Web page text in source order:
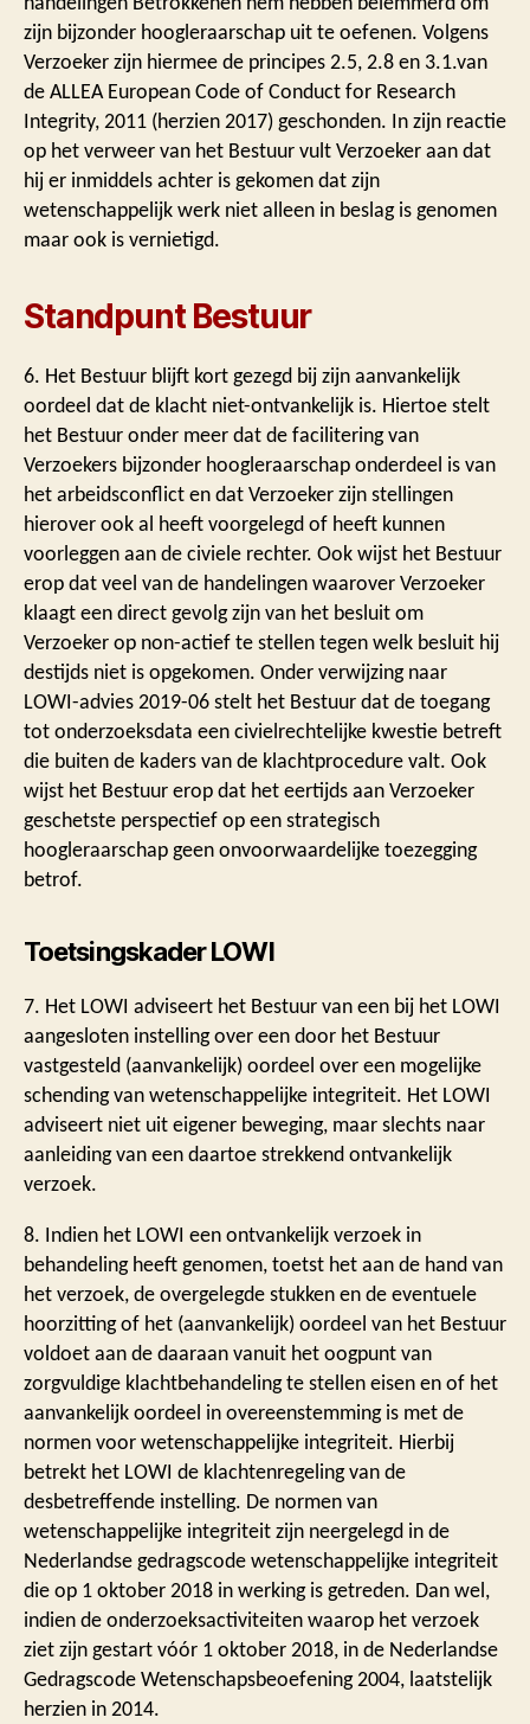
zijn bijzonder hoogleraarschap uit te oefenen. Volgens
Verzoeker zijn hiermee de principes 2.5, 2.8 en 3.1.van
de ALLEA European Code of Conduct for Research
Integrity, 2011 (herzien 2017) geschonden. In zijn reactie
op het verweer van het Bestuur vult Verzoeker aan dat
hij er inmiddels achter is gekomen dat zijn
wetenschappelijk werk niet alleen in beslag is genomen
maar ook is vernietigd.
Standpunt Bestuur
6. Het Bestuur blijft kort gezegd bij zijn aanvankelijk
oordeel dat de klacht niet-ontvankelijk is. Hiertoe stelt
het Bestuur onder meer dat de facilitering van
Verzoekers bijzonder hoogleraarschap onderdeel is van
het arbeidsconflict en dat Verzoeker zijn stellingen
hierover ook al heeft voorgelegd of heeft kunnen
voorleggen aan de civiele rechter. Ook wijst het Bestuur
erop dat veel van de handelingen waarover Verzoeker
klaagt een direct gevolg zijn van het besluit om
Verzoeker op non-actief te stellen tegen welk besluit hij
destijds niet is opgekomen. Onder verwijzing naar
LOWI-advies 2019-06 stelt het Bestuur dat de toegang
tot onderzoeksdata een civielrechtelijke kwestie betreft
die buiten de kaders van de klachtprocedure valt. Ook
wijst het Bestuur erop dat het eertijds aan Verzoeker
geschetste perspectief op een strategisch
hoogleraarschap geen onvoorwaardelijke toezegging
betrof.
Toetsingskader LOWI
7. Het LOWI adviseert het Bestuur van een bij het LOWI
aangesloten instelling over een door het Bestuur
vastgesteld (aanvankelijk) oordeel over een mogelijke
schending van wetenschappelijke integriteit. Het LOWI
adviseert niet uit eigener beweging, maar slechts naar
aanleiding van een daartoe strekkend ontvankelijk
verzoek.
8. Indien het LOWI een ontvankelijk verzoek in
behandeling heeft genomen, toetst het aan de hand van
het verzoek, de overgelegde stukken en de eventuele
hoorzitting of het (aanvankelijk) oordeel van het Bestuur
voldoet aan de daaraan vanuit het oogpunt van
zorgvuldige klachtbehandeling te stellen eisen en of het
aanvankelijk oordeel in overeenstemming is met de
normen voor wetenschappelijke integriteit. Hierbij
betrekt het LOWI de klachtenregeling van de
desbetreffende instelling. De normen van
wetenschappelijke integriteit zijn neergelegd in de
Nederlandse gedragscode wetenschappelijke integriteit
die op 1 oktober 2018 in werking is getreden. Dan wel,
indien de onderzoeksactiviteiten waarop het verzoek
ziet zijn gestart vóór 1 oktober 2018, in de Nederlandse
Gedragscode Wetenschapsbeoefening 2004, laatstelijk
herzien in 2014.